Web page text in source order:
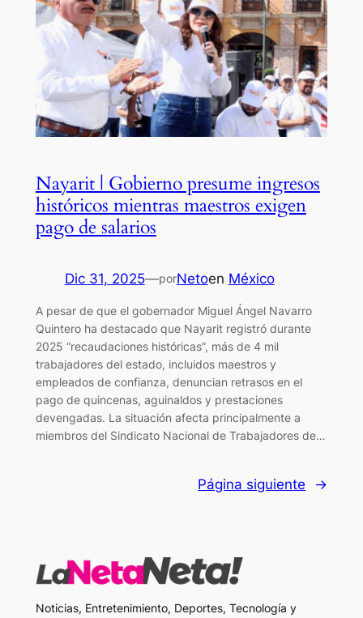
Nayarit | Gobierno presume ingresos
históricos mientras maestros exigen
pago de salarios
Dic 31, 2025—porNetoen México
A pesar de que el gobernador Miguel Ángel Navarro
Quintero ha destacado que Nayarit registró durante
2025 “recaudaciones históricas”, más de 4 mil
trabajadores del estado, incluidos maestros y
empleados de confianza, denuncian retrasos en el
pago de quincenas, aguinaldos y prestaciones
devengadas. La situación afecta principalmente a
miembros del Sindicato Nacional de Trabajadores de…
Página siguiente →
Noticias, Entretenimiento, Deportes, Tecnología y